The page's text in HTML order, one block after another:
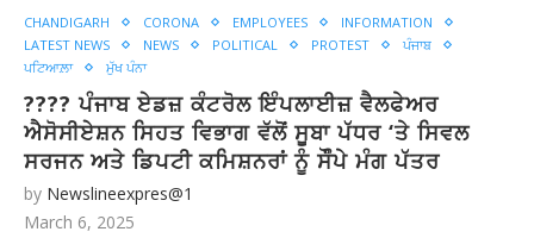
ਭਰਤੀ ਰੈਲੀ ਸਫ਼ਲਤਾਪੂਰਵਕ ਸੰਪੰਨ 🚩इमरान
प्रतापगढ़ी का जन्मदिन सेवा कार्यों के साथ मनाया
ਅੰਤਰ-ਸਕੂਲ ਭਾਸ਼ਣ ਮੁਕਾਬਲੇ ‘ਚ ਵੀਰ ਹਕੀਕਤ ਰਾਏ
ਮਾਡਲ ਸਕੂਲ ਦਾ ਦਬਦਬਾ ਬਰਕਰਾਰ
CHANDIGARH CORONA EMPLOYEES
INFORMATION
LATEST NEWS
NEWS POLITICAL PROTEST
ਪੰਜਾਬ
ਪਟਿਆਲ਼ਾ
ਮੁੱਖ ਪੰਨਾ
???? ਪੰਜਾਬ ਏਡਜ਼ ਕੰਟਰੋਲ ਇੰਪਲਾਈਜ਼ ਵੈਲਫੇਅਰ
ਐਸੋਸੀਏਸ਼ਨ ਸਿਹਤ ਵਿਭਾਗ ਵੱਲੋਂ ਸੂਬਾ ਪੱਧਰ ‘ਤੇ ਸਿਵਲ
ਸਰਜਨ ਅਤੇ ਡਿਪਟੀ ਕਮਿਸ਼ਨਰਾਂ ਨੂੰ ਸੌੰਪੇ ਮੰਗ ਪੱਤਰ
by Newslineexpres@1
March 6, 2025